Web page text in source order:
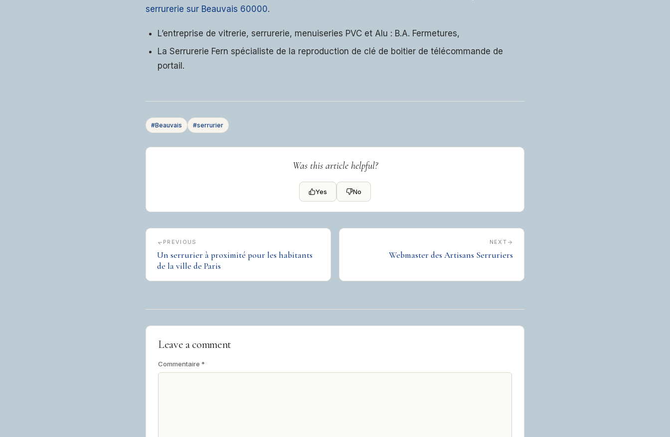
serrurerie sur Beauvais 60000.
L’entreprise de vitrerie, serrurerie, menuiseries PVC et Alu : B.A. Fermetures,
La Serrurerie Fern spécialiste de la reproduction de clé de boitier de télécommande de
portail.
#Beauvais #serrurier
Was this article helpful?
Yes No
PREVIOUS
Un serrurier à proximité pour les habitants
de la ville de Paris
NEXT
Webmaster des Artisans Serruriers
Leave a comment
Commentaire *